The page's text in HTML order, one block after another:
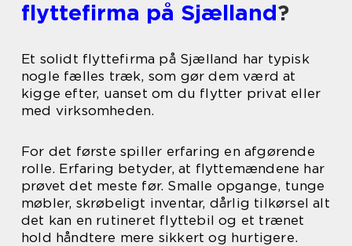
flyttefirma på Sjælland?
Et solidt flyttefirma på Sjælland har typisk
nogle fælles træk, som gør dem værd at
kigge efter, uanset om du flytter privat eller
med virksomheden.
For det første spiller erfaring en afgørende
rolle. Erfaring betyder, at flyttemændene har
prøvet det meste før. Smalle opgange, tunge
møbler, skrøbeligt inventar, dårlig tilkørsel alt
det kan en rutineret flyttebil og et trænet
hold håndtere mere sikkert og hurtigere.